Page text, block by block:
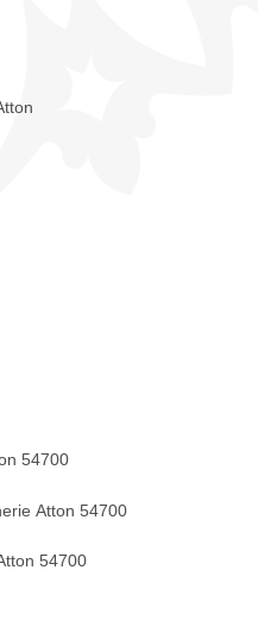
54700
Atton 54700
54700